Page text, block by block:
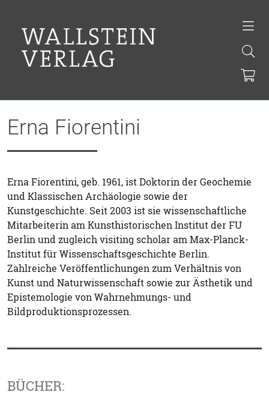
Erna Fiorentini
Erna Fiorentini, geb. 1961, ist Doktorin der Geochemie
und Klassischen Archäologie sowie der
Kunstgeschichte. Seit 2003 ist sie wissenschaftliche
Mitarbeiterin am Kunsthistorischen Institut der FU
Berlin und zugleich visiting scholar am Max-Planck-
Institut für Wissenschaftsgeschichte Berlin.
Zahlreiche Veröffentlichungen zum Verhältnis von
Kunst und Naturwissenschaft sowie zur Ästhetik und
Epistemologie von Wahrnehmungs- und
Bildproduktionsprozessen.
BÜCHER: